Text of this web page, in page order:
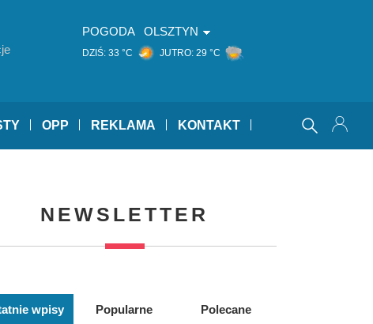
POGODA OLSZTYN
DZIŚ: 33 °C JUTRO: 29 °C
OPP REKLAMA KONTAKT
NEWSLETTER
wpisy Popularne Polecane